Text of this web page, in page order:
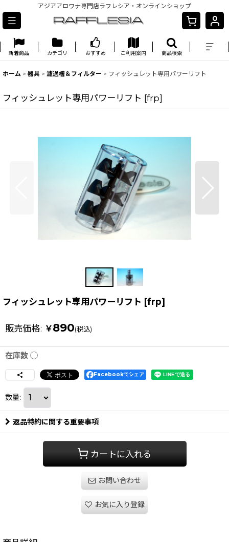
アジアアロワナ専門店ラフレシア・オンラインショップ
新着商品 カテゴリ おすすめ ご利用案内 商品検索
ホーム > 器具 > 濾過槽＆フィルター > フィッシュレット専用パワーリフト
フィッシュレット専用パワーリフト [frp]
フィッシュレット専用パワーリフト [frp]
販売価格: ￥890(税込)
在庫数 ◯
Facebookでシェア
数量:
返品特約に関する重要事項
カートに入れる
お問い合わせ
お気に入り登録